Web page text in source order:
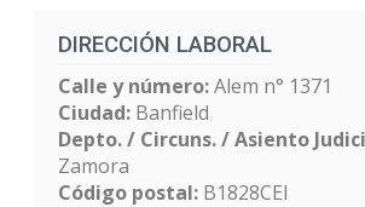
DIRECCIÓN LABORAL
Calle y número:Alem n° 1371
Ciudad: Banfield
Depto. / Circuns. / Asiento
Zamora
Código postal: B1828CEI